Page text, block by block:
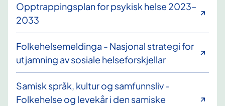
Opptrappingsplan for psykisk helse 2023–
2033
Folkehelsemeldinga - Nasjonal strategi for
utjamning av sosiale helseforskjellar
Samisk språk, kultur og samfunnsliv -
Folkehelse og levekår i den samiske